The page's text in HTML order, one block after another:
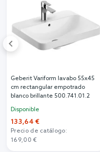
Geberit Variform lavabo 55x45
cm rectangular empotrado
blanco brillante 500.741.01.2
Disponible
133,64 €
Precio de catálogo:
169,00 €